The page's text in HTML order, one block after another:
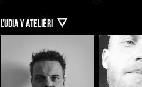
ĽUDIA V ATELIÉRI